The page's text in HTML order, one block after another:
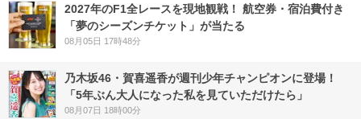
2027年のF1全レースを現地観戦！ 航空券・宿泊費付き
「夢のシーズンチケット」が当たる
08月05日 17時48分
乃木坂46・賀喜遥香が週刊少年チャンピオンに登場！
「5年ぶん大人になった私を見ていただけたら」
08月07日 18時00分